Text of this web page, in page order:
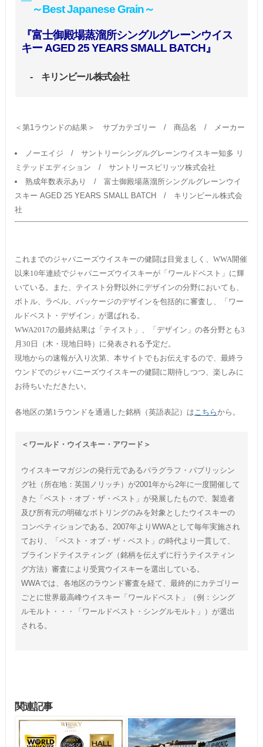
～Best Japanese Grain～
『富士御殿場蒸溜所シングルグレーンウイス
キー AGED 25 YEARS SMALL BATCH』
- キリンビール株式会社
＜第1ラウンドの結果＞ サブカテゴリー / 商品名 / メーカー
ノーエイジ / サントリーシングルグレーンウイスキー知多 リ
ミテッドエディション / サントリースピリッツ株式会社
熟成年数表示あり / 富士御殿場蒸溜所シングルグレーンウイ
スキー AGED 25 YEARS SMALL BATCH / キリンビール株式会
社
これまでのジャパニーズウイスキーの健闘は目覚ましく、 WWA開催
以来10年連続でジャパニーズウイスキーが「ワールドベスト」に輝
いている。また、テイスト分野以外にデザインの分野においても、
ボトル、ラベル、パッケージのデザインを包括的に審査し、「ワー
ルドベスト・デザイン」が選ばれる。
WWA2017の最終結果は「テイスト」、「デザイン」の各分野とも3
月30日（木・現地日時）に発表される予定だ。
現地からの速報が入り次第、本サイトでもお伝えするので、最終ラ
ウンドでのジャパニーズウイスキーの健闘に期待しつつ、楽しみに
お待ちいただきたい。
各地区の第1ラウンドを通過した銘柄（英語表記）は こちらから。
＜ワールド・ウイスキー・アワード＞
ウイスキーマガジンの発行元であるパラグラフ・パブリッシン
グ社（所在地：英国ノリッチ）が2001年から2年に一度開催して
きた「ベスト・オブ・ザ・ベスト」が発展したもので、製造者
及び所有元の明確なボトリングのみを対象としたウイスキーの
コンペティションである。2007年よりWWAとして毎年実施され
ており、「ベスト・オブ・ザ・ベスト」の時代より一貫して、
ブラインドテイスティング（銘柄を伝えずに行うテイスティン
グ方法）審査により受賞ウイスキーを選出している。
WWAでは、各地区のラウンド審査を経て、最終的にカテゴリー
ごとに世界最高峰ウイスキー「ワールドベスト」（例：シング
ルモルト・・・「ワールドベスト・シングルモルト」）が選出
される。
関連記事